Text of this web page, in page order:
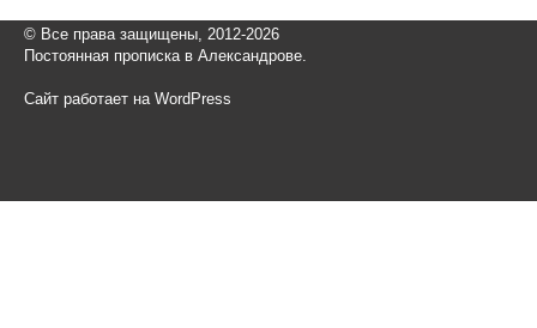
© Все права защищены, 2012-2026
Постоянная прописка в Александрове.
Сайт работает на WordPress